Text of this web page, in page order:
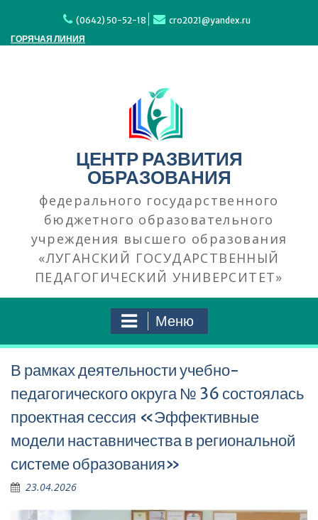
содержимому
(0642) 50-52-18
cro2021@yandex.ru
ГОРЯЧАЯ ЛИНИЯ
ЦЕНТР РАЗВИТИЯ
ОБРАЗОВАНИЯ
федерального государственного
бюджетного образовательного
учреждения высшего образования
«ЛУГАНСКИЙ ГОСУДАРСТВЕННЫЙ
ПЕДАГОГИЧЕСКИЙ УНИВЕРСИТЕТ»
Меню
В рамках деятельности учебно-
педагогического округа № 36 состоялась
проектная сессия «Эффективные
модели наставничества в региональной
системе образования»
23.04.2026